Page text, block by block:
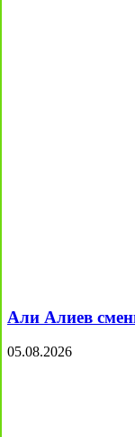
Али Алиев
05.08.2026